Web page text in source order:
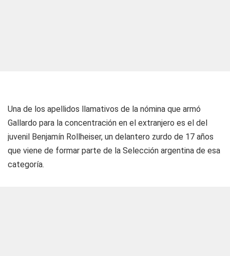
Una de los apellidos llamativos de la nómina que armó
Gallardo para la concentración en el extranjero es el del
juvenil Benjamín Rollheiser, un delantero zurdo de 17 años
que viene de formar parte de la Selección argentina de esa
categoría.